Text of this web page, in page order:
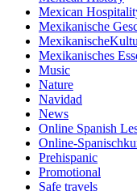
Mexican
Mexikanische
Mexikanisches
Music
Nature
Navidad
News
Online Spanish
Online-
Prehispanic
Promotional
Safe travels